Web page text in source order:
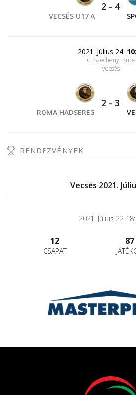
VECSÉS U17 A
2 - 4
2021. Július 24.
C, Széchenyi Kupa
Vecsés
ROMA HADSEREG
2 - 3
RENDEZVÉNYEK
Vecsés 2021.
2021. Július 22
12
CSAPAT
87